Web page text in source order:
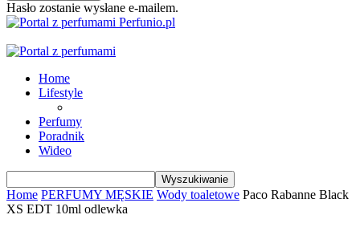
Hasło zostanie wysłane e-mailem.
Perfunio.pl
Home
Lifestyle
Perfumy
Poradnik
Wideo
Home PERFUMY MĘSKIE Wody toaletowe Paco Rabanne Black
XS EDT 10ml odlewka